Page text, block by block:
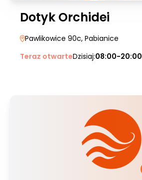
Dotyk Orchidei
Pawlikowice 90c, Pabianice
Teraz otwarteDzisiaj:08:00-20:00